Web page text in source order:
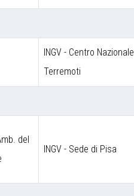
INGV - Centro Nazionale
Terremoti
del
INGV - Sede di Pisa